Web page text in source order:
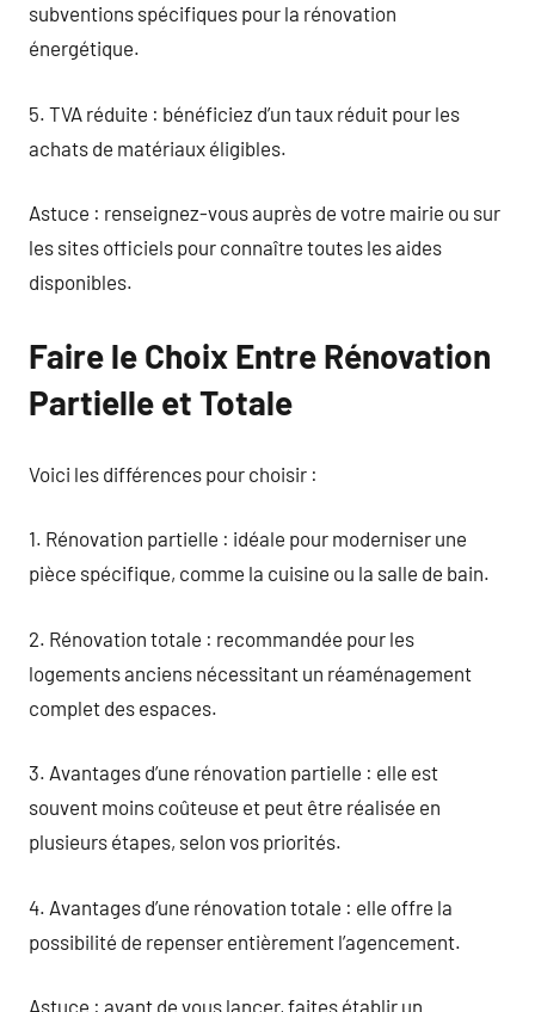
subventions spécifiques pour la rénovation
énergétique.
5. TVA réduite : bénéficiez d’un taux réduit pour les
achats de matériaux éligibles.
Astuce : renseignez-vous auprès de votre mairie ou sur
les sites officiels pour connaître toutes les aides
disponibles.
Faire le Choix Entre Rénovation
Partielle et Totale
Voici les différences pour choisir :
1. Rénovation partielle : idéale pour moderniser une
pièce spécifique, comme la cuisine ou la salle de bain.
2. Rénovation totale : recommandée pour les
logements anciens nécessitant un réaménagement
complet des espaces.
3. Avantages d’une rénovation partielle : elle est
souvent moins coûteuse et peut être réalisée en
plusieurs étapes, selon vos priorités.
4. Avantages d’une rénovation totale : elle offre la
possibilité de repenser entièrement l’agencement.
Astuce : avant de vous lancer, faites établir un